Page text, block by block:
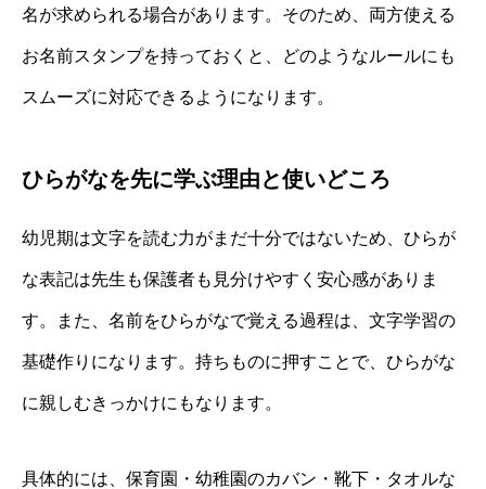
名が求められる場合があります。そのため、両方使える
お名前スタンプを持っておくと、どのようなルールにも
スムーズに対応できるようになります。
ひらがなを先に学ぶ理由と使いどころ
幼児期は文字を読む力がまだ十分ではないため、ひらが
な表記は先生も保護者も見分けやすく安心感がありま
す。また、名前をひらがなで覚える過程は、文字学習の
基礎作りになります。持ちものに押すことで、ひらがな
に親しむきっかけにもなります。
具体的には、保育園・幼稚園のカバン・靴下・タオルな